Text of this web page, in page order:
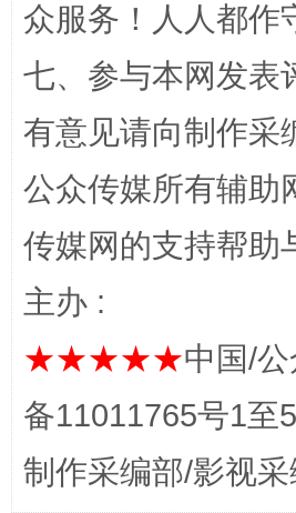
习近平的博鳌关键词
众服务！人人都作
七、参与本网发表
有意见请向制作采
公众传媒所有辅助
传媒网的支持帮助
主办 :
★★★★★中国/
备11011765号1至
制作采编部/影视